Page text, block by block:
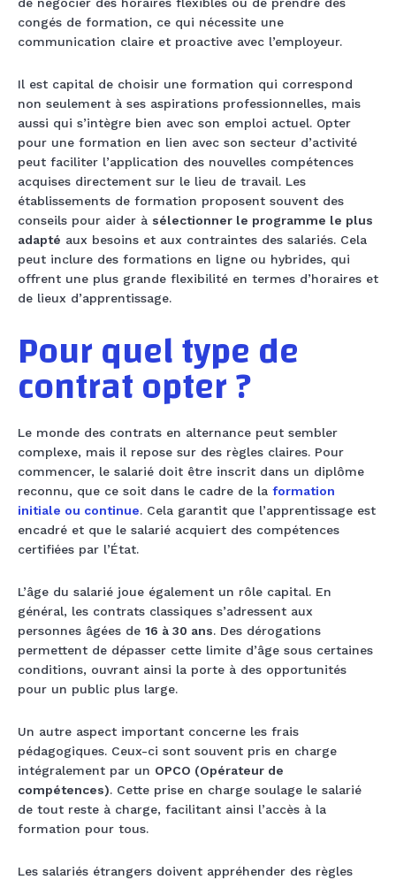
de négocier des horaires flexibles ou de prendre des
congés de formation, ce qui nécessite une
communication claire et proactive avec l’employeur.
Il est capital de choisir une formation qui correspond
non seulement à ses aspirations professionnelles, mais
aussi qui s’intègre bien avec son emploi actuel. Opter
pour une formation en lien avec son secteur d’activité
peut faciliter l’application des nouvelles compétences
acquises directement sur le lieu de travail. Les
établissements de formation proposent souvent des
conseils pour aider à sélectionner le programme le plus
adapté aux besoins et aux contraintes des salariés. Cela
peut inclure des formations en ligne ou hybrides, qui
offrent une plus grande flexibilité en termes d’horaires et
de lieux d’apprentissage.
Pour quel type de
contrat opter ?
Le monde des contrats en alternance peut sembler
complexe, mais il repose sur des règles claires. Pour
commencer, le salarié doit être inscrit dans un diplôme
reconnu, que ce soit dans le cadre de la formation
initiale ou continue. Cela garantit que l’apprentissage est
encadré et que le salarié acquiert des compétences
certifiées par l’État.
L’âge du salarié joue également un rôle capital. En
général, les contrats classiques s’adressent aux
personnes âgées de 16 à 30 ans. Des dérogations
permettent de dépasser cette limite d’âge sous certaines
conditions, ouvrant ainsi la porte à des opportunités
pour un public plus large.
Un autre aspect important concerne les frais
pédagogiques. Ceux-ci sont souvent pris en charge
intégralement par un OPCO (Opérateur de
compétences). Cette prise en charge soulage le salarié
de tout reste à charge, facilitant ainsi l’accès à la
formation pour tous.
Les salariés étrangers doivent appréhender des règles